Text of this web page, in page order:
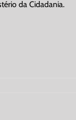
da Cidadania.